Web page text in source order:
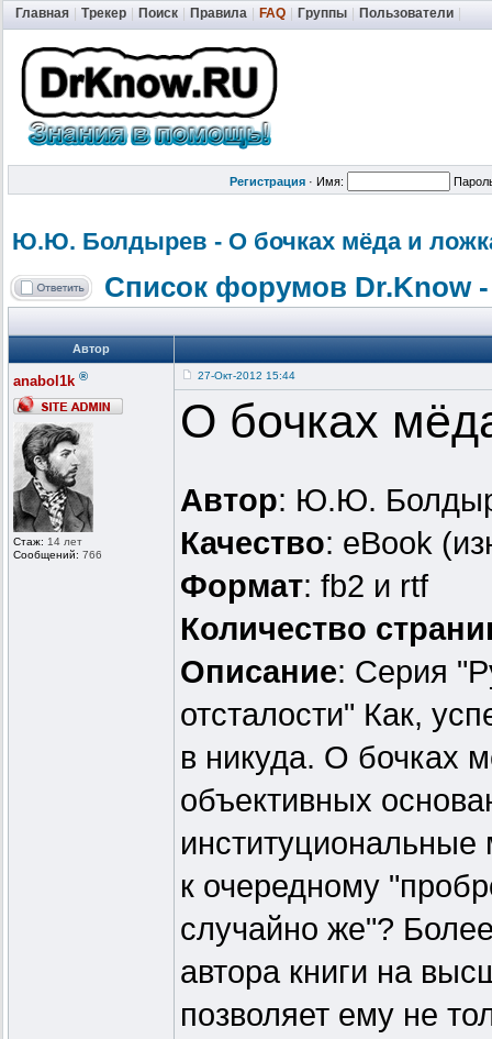
Главная Трекер Поиск Правила FAQ Группы Пользователи
Регистрация · Имя:
Ю.Ю. Болдырев - О бочках мёда и
Список форумов Dr.Know
Автор
anabol1k ®
Стаж: 14 лет
Сообщений: 766
27-Окт-2012 15:44
О бочках
Автор: Ю.Ю.
Качество: eBook
Формат: fb2 и rtf
Количество
Описание: Серия
отсталости" Как,
в никуда. О бочках
объективных
к очередному
случайно же"?
автора книги на
позволяет ему не